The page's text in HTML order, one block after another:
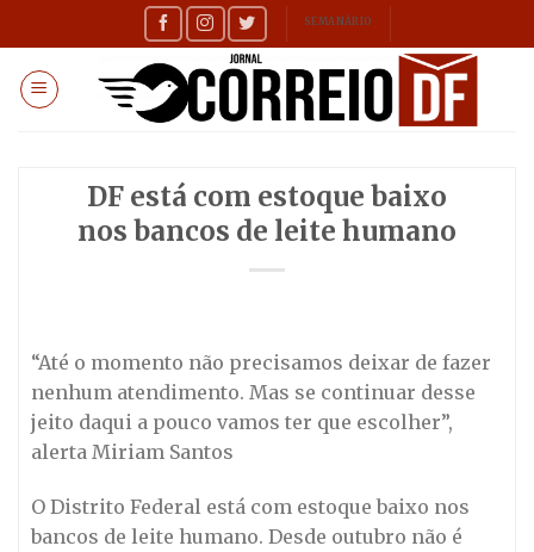
to
content
SEMANÁRIO
DF está com estoque baixo
nos bancos de leite humano
“Até o momento não precisamos deixar de fazer
nenhum atendimento. Mas se continuar desse
jeito daqui a pouco vamos ter que escolher”,
alerta Miriam Santos
O Distrito Federal está com estoque baixo nos
bancos de leite humano. Desde outubro não é